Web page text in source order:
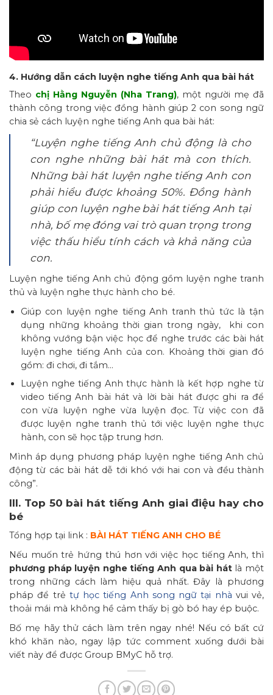
4. Hướng dẫn cách luyện nghe tiếng Anh qua bài hát
Theo chị Hằng Nguyễn (Nha Trang), một người mẹ đã
thành công trong việc đồng hành giúp 2 con song ngữ
chia sẻ cách luyện nghe tiếng Anh qua bài hát:
“Luyện nghe tiếng Anh chủ động là cho
con nghe những bài hát mà con thích.
Những bài hát luyện nghe tiếng Anh con
phải hiểu được khoảng 50%. Đồng hành
giúp con luyện nghe bài hát tiếng Anh tại
nhà, bố mẹ đóng vai trò quan trọng trong
việc thấu hiểu tính cách và khả năng của
con.
Luyện nghe tiếng Anh chủ động gồm luyện nghe tranh
thủ và luyện nghe thực hành cho bé.
Giúp con luyện nghe tiếng Anh tranh thủ tức là tận
dụng những khoảng thời gian trong ngày, khi con
không vướng bận việc học để nghe trước các bài hát
luyện nghe tiếng Anh của con. Khoảng thời gian đó
gồm: đi chơi, đi tắm…
Luyện nghe tiếng Anh thực hành là kết hợp nghe từ
video tiếng Anh bài hát và lời bài hát được ghi ra để
con vừa luyện nghe vừa luyện đọc. Từ việc con đã
được luyện nghe tranh thủ tới việc luyện nghe thực
hành, con sẽ học tập trung hơn.
Mình áp dụng phương pháp luyện nghe tiếng Anh chủ
động từ các bài hát dễ tới khó với hai con và đều thành
công”.
III. Top 50 bài hát tiếng Anh giai điệu hay cho
bé
Tổng hợp tại link : BÀI HÁT TIẾNG ANH CHO BÉ
Nếu muốn trẻ hứng thú hơn với việc học tiếng Anh, thì
phương pháp luyện nghe tiếng Anh qua bài hátlà một
trong những cách làm hiệu quả nhất. Đây là phương
pháp để trẻ tự học tiếng Anh song ngữ tại nhà vui vẻ,
thoải mái mà không hề cảm thấy bị gò bó hay ép buộc.
Bố mẹ hãy thử cách làm trên ngay nhé! Nếu có bất cứ
khó khăn nào, ngay lập tức comment xuống dưới bài
viết này để được Group BMyC hỗ trợ.